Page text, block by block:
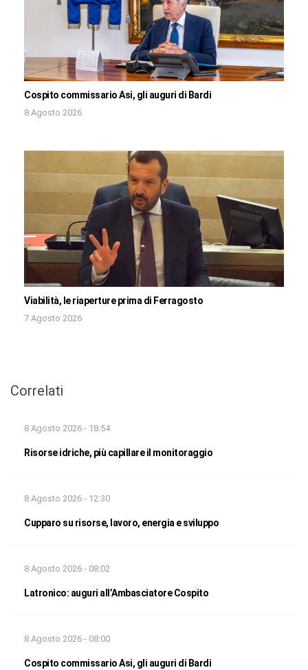
Cospito commissario Asi, gli auguri di Bardi
8 Agosto 2026
Viabilità, le riaperture prima di Ferragosto
7 Agosto 2026
Correlati
8 Agosto 2026 - 18:54
Risorse idriche, più capillare il monitoraggio
8 Agosto 2026 - 12:30
Cupparo su risorse, lavoro, energia e sviluppo
8 Agosto 2026 - 08:02
Latronico: auguri all’Ambasciatore Cospito
8 Agosto 2026 - 08:00
Cospito commissario Asi, gli auguri di Bardi